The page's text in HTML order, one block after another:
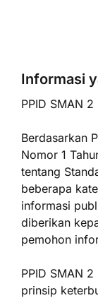
Informasi
PPID SMAN
Berdasarkan
Nomor 1
tentang
beberapa
informasi
diberikan
pemohon
PPID SMAN
prinsip